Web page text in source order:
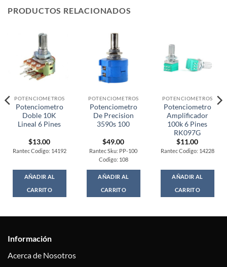
PRODUCTOS RELACIONADOS
POTENCIOMETROS
Potenciometro
Doble 10K
Lineal 6 Pines
$13.00
Rantec Codigo: 14192
AÑADIR AL
CARRITO
POTENCIOMETROS
Potenciometro
De Precision
3590s 100
$49.00
Rantec Sku: PP-100
Codigo: 108
AÑADIR AL
CARRITO
POTENCIOMETROS
Potenciometro
Amplificador
100k 6 Pines
RK097G
$11.00
Rantec Codigo: 14228
AÑADIR AL
CARRITO
Información
Acerca de Nosotros